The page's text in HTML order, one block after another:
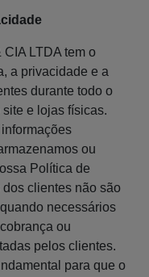
LTDA tem o
a privacidade e a
durante todo o
e lojas físicas.
ou
Política de
clientes não são
necessários
ou
pelos clientes.
para que o